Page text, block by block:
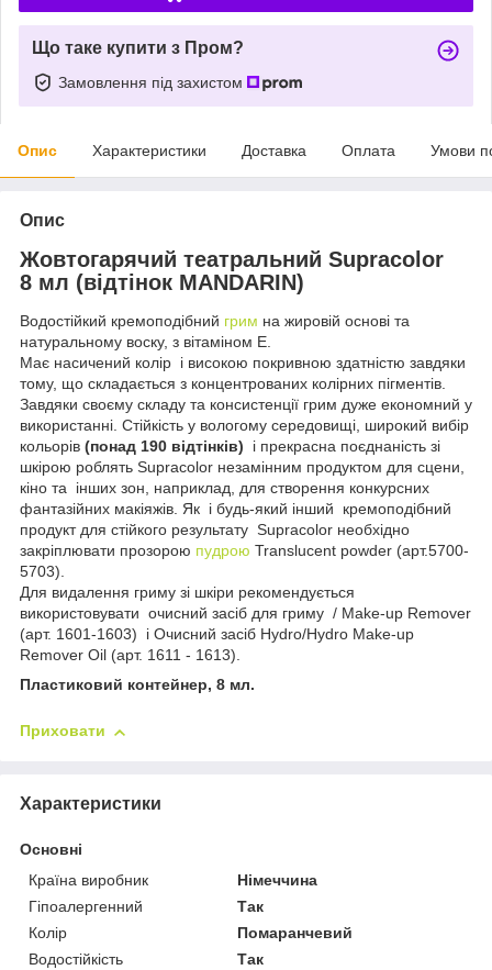
Що таке купити з Пром?
Замовлення під захистом
Опис Характеристики Доставка Оплата Умови
Опис
Жовтогарячий театральний Supracolor
8 мл (відтінок MANDARIN)
Водостійкий кремоподібний грим на жировій основі та
натуральному воску, з вітаміном Е.
Має насичений колір і високою покривною здатністю завдяки
тому, що складається з концентрованих колірних пігментів.
Завдяки своєму складу та консистенції грим дуже економний у
використанні. Стійкість у вологому середовищі, широкий вибір
кольорів (понад 190 відтінків)
і прекрасна поєднаність зі
шкірою роблять Supracolor незамінним продуктом для сцени,
кіно та інших зон, наприклад, для створення конкурсних
фантазійних макіяжів. Як і будь-який інший кремоподібний
продукт для стійкого результату Supracolor необхідно
закріплювати прозорою пудрою Translucent powder (арт.5700-
5703).
Для видалення гриму зі шкіри рекомендується
використовувати очисний засіб для гриму / Make-up Remover
(арт. 1601-1603) і Очисний засіб Hydro/Hydro Make-up
Remover Oil (арт. 1611 - 1613).
Пластиковий контейнер, 8 мл.
Приховати
Характеристики
Основні
Країна виробник
Німеччина
Гіпоалергенний
Так
Колір
Помаранчевий
Водостійкість
Так